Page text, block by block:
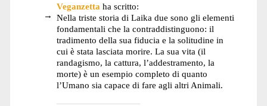
Veganzetta ha scritto:
Nella triste storia di Laika due sono gli elementi
fondamentali che la contraddistinguono: il
tradimento della sua fiducia e la solitudine in
cui è stata lasciata morire. La sua vita (il
randagismo, la cattura, l’addestramento, la
morte) è un esempio completo di quanto
l’Umano sia capace di fare agli altri Animali.